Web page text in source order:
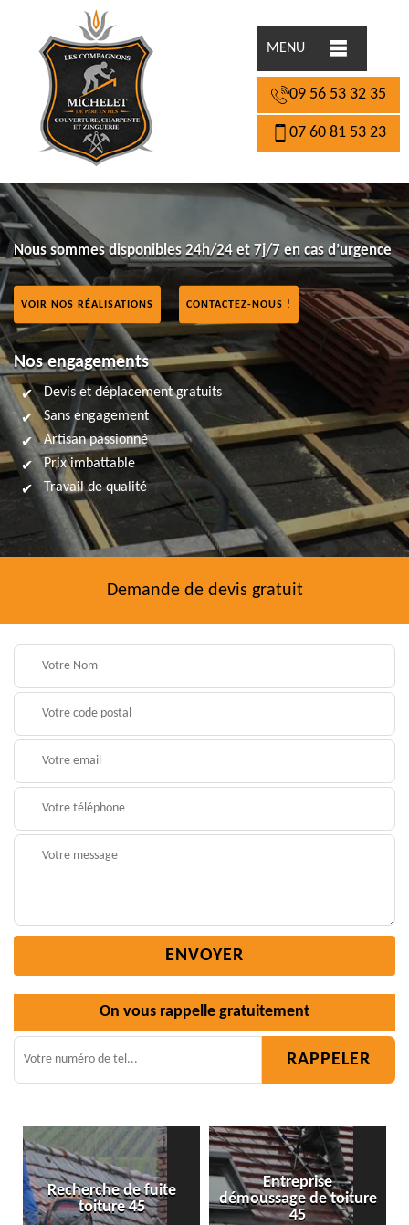
MENU
09 56 53 32 35
07 60 81 53 23
Nous sommes disponibles 24h/24 et 7j/7 en cas d’urgence
VOIR NOS RÉALISATIONS CONTACTEZ-NOUS !
Nos engagements
Devis et déplacement gratuits
Sans engagement
Artisan passionné
Prix imbattable
Travail de qualité
Demande de devis gratuit
On vous rappelle gratuitement
Entreprise
démoussage de toiture
45
Isolation toiture 45